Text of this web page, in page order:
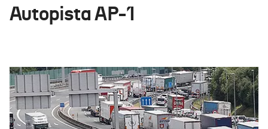
Política
Ikusmiran
Eguraldia
Autopista AP-1